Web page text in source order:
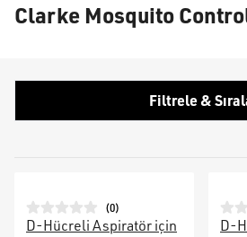
Clarke Mosquito
Filtrele &
(0)
D-Hücreli Aspiratör için
D-